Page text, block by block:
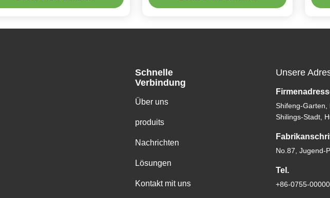
Schnelle
Verbindung
Über uns
produits
Nachrichten
Lösungen
Kontakt mit uns
Unsere
Shifeng-Garten,
Shilings-Stadt,
No.87, Jugend-
Tel.
+86-0755-